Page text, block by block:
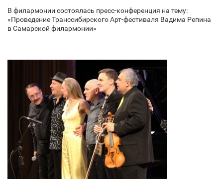
В филармонии состоялась пресс-конференция на тему:
«Проведение Транссибирского Арт-фестиваля Вадима Репина
в Самарской филармонии»